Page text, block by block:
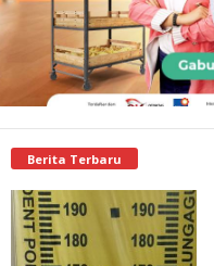
Berita Terbaru